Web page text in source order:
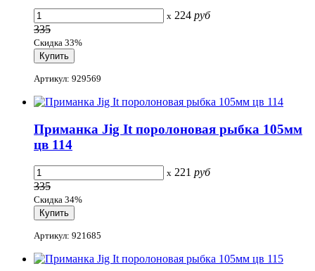
x 224 руб
335
Скидка 33%
Артикул: 929569
Приманка Jig It поролоновая рыбка 105мм
цв 114
x 221 руб
335
Скидка 34%
Артикул: 921685